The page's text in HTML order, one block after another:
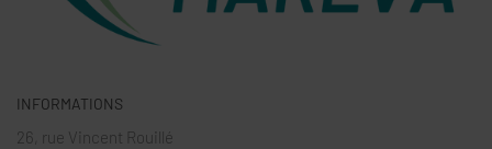
INFORMATIONS
26, rue Vincent Rouillé